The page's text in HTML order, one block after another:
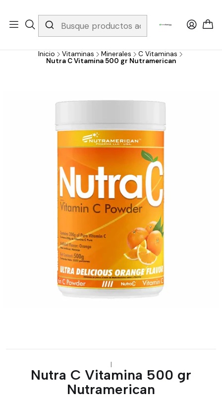
Whatsapp 3229079958/ Fijo 6019251796 / Envios a todo el país y
gratis apartir de 199.000!
Inicio Vitaminas Minerales
C Vitaminas
Nutra C Vitamina 500 gr Nutramerican
|
Nutra C Vitamina 500 gr
Nutramerican